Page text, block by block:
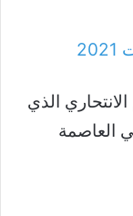
2021
الذي
العاصمة